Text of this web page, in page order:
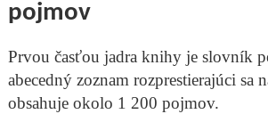
pojmov
Prvou časťou jadra knihy je slovník
abecedný zoznam rozprestierajúci sa
obsahuje okolo 1 200 pojmov.